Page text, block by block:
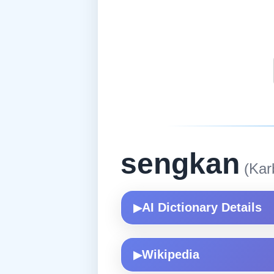
sengkan
▶AI Dictionary Details
▶Wikipedia